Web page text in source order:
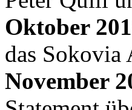
Oktober
das Sokovia
November